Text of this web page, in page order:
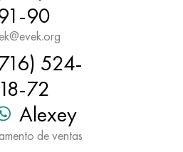
90
524-
18-72
Alexey
de ventas
40NiCrMo7